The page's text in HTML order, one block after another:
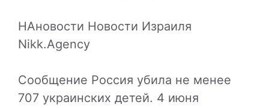
НАновости Новости Израиля
Nikk.Agency
Сообщение Россия убила не менее
707 украинских детей. 4 июня